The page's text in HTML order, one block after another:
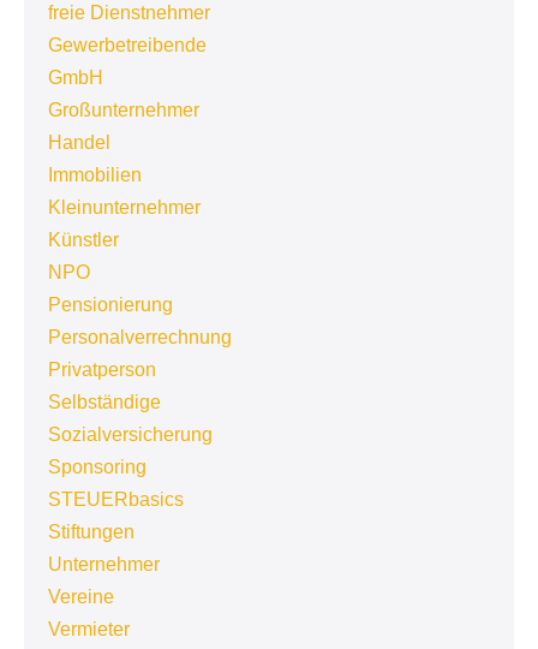
freie Dienstnehmer
Gewerbetreibende
GmbH
Großunternehmer
Handel
Immobilien
Kleinunternehmer
Künstler
NPO
Pensionierung
Personalverrechnung
Privatperson
Selbständige
Sozialversicherung
Sponsoring
STEUERbasics
Stiftungen
Unternehmer
Vereine
Vermieter